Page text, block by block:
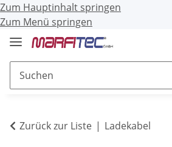
Zum Hauptinhalt springen
Zum Menü springen
Zurück zur Liste Ladekabel